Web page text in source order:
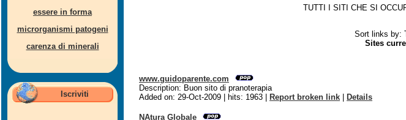
essere in forma
microrganismi patogeni
carenza di minerali
Iscriviti
TUTTI I SITI CHE SI
Sort links by:
Sites
www.guidoparente.com
Description: Buon sito di pranoterapia
Added on: 29-Oct-2009 | hits: 1963 |
Report broken link Details
NAtura Globale